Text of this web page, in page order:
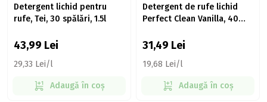
Detergent lichid pentru
rufe, Tei, 30 spălări, 1.5l
43,99 Lei
29,33 Lei/l
Adaugă în coș
Detergent de rufe lichid
Perfect Clean Vanilla, 40
31,49 Lei
19,68 Lei/l
Adaugă în coș